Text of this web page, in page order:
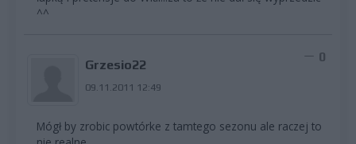
^^
Grzesio22
09.11.2011 12:49
0
Mógł by zrobic powtórke z tamtego sezonu ale raczej to